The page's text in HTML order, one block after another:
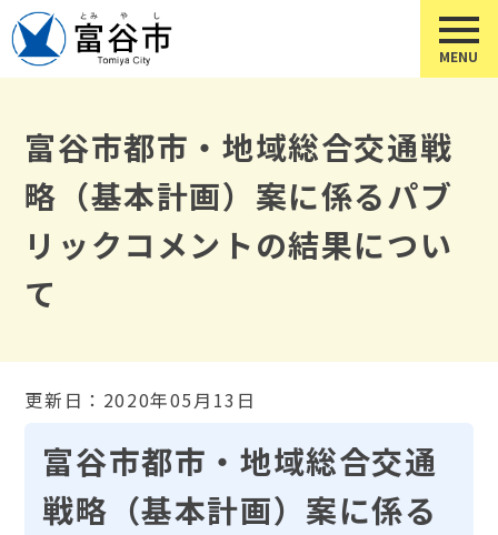
富谷市都市・地域総合交通戦
略（基本計画）案に係るパブ
リックコメントの結果につい
て
更新日：2020年05月13日
富谷市都市・地域総合交通
戦略（基本計画）案に係る